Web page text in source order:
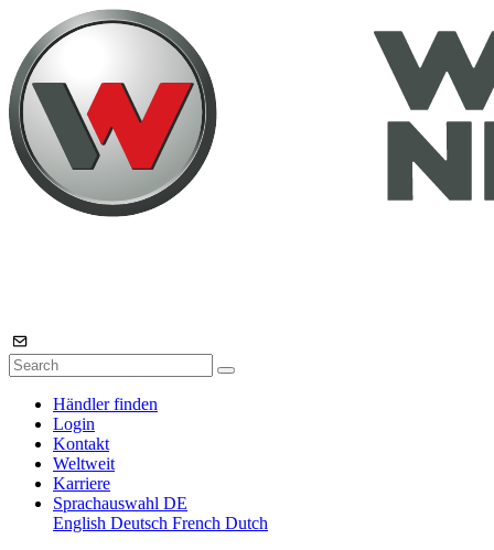
Händler finden
Login
Kontakt
Weltweit
Karriere
Sprachauswahl DE
English Deutsch French Dutch